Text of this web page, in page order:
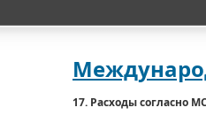
17. Расходы согласно